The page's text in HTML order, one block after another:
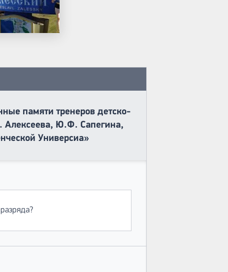
памяти тренеров детско-
Алексеева, Ю.Ф. Сапегина,
Универсиа»